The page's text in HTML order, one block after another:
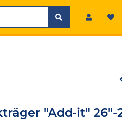
"Add-it" 26"-